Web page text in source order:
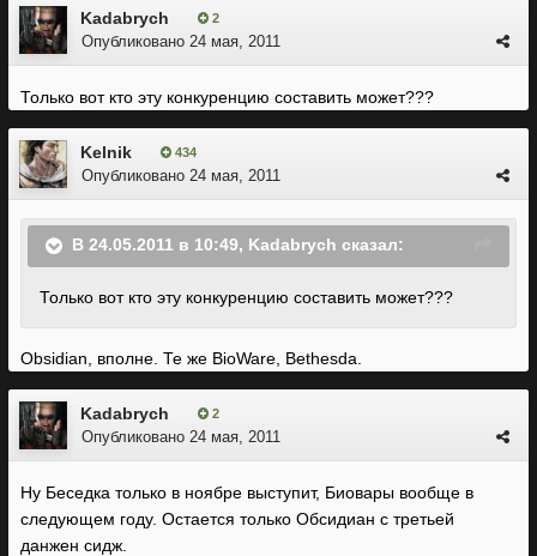
Kadabrych 2
Опубликовано 24 мая, 2011
Только вот кто эту конкуренцию составить может???
Kelnik 434
Опубликовано 24 мая, 2011
В 24.05.2011 в 10:49, Kadabrych сказал:
Только вот кто эту конкуренцию составить может???
Obsidian, вполне. Те же BioWare, Bethesda.
Kadabrych 2
Опубликовано 24 мая, 2011
Ну Беседка только в ноябре выступит, Биовары вообще в
следующем году. Остается только Обсидиан с третьей
данжен сидж.